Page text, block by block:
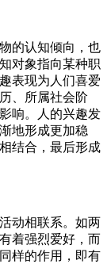
的认知倾向，也
对象指向某种职
表现为人们喜爱
、所属社会阶
响。人的兴趣发
地形成更加稳
结合，最后形成
动相联系。如两
着强烈爱好，而
样的作用，即有